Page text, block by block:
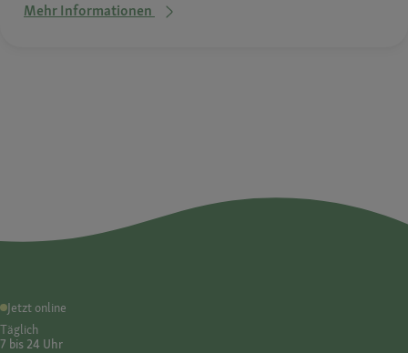
Mehr Informationen
Jetzt online
Täglich
7 bis 24 Uhr